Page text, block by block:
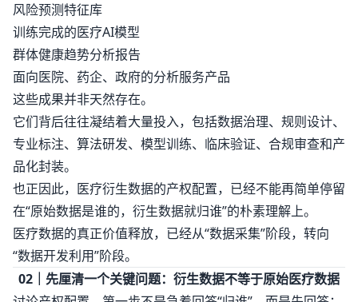
风险预测特征库
训练完成的医疗AI模型
群体健康趋势分析报告
面向医院、药企、政府的分析服务产品
这些成果并非天然存在。
它们背后往往凝结着大量投入，包括数据治理、规则设计、
专业标注、算法研发、模型训练、临床验证、合规审查和产
品化封装。
也正因此，医疗衍生数据的产权配置，已经不能再简单停留
在“原始数据是谁的，衍生数据就归谁”的朴素理解上。
医疗数据的真正价值释放，已经从“数据采集”阶段，转向
“数据开发利用”阶段。
02｜先厘清一个关键问题：衍生数据不等于原始医疗数据